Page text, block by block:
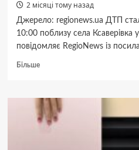
2 місяці тому назад
Джерело: regionews.ua ДТП
10:00 поблизу села Ксаверівка
повідомляє RegioNews із
БільшеДокладніше
та
вантажівка
спалахнули